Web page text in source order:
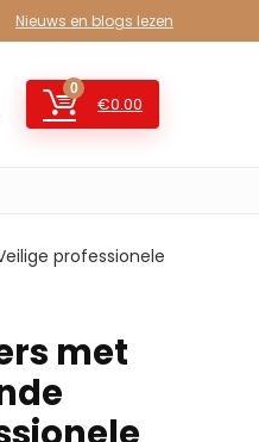
Nieuws en blogs lezen
0
€0.00
professionele
met